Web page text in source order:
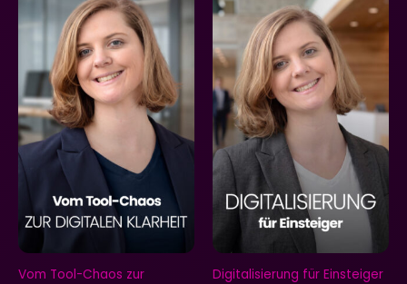
Vom Tool-Chaos zur
Digitalisierung für Einsteiger